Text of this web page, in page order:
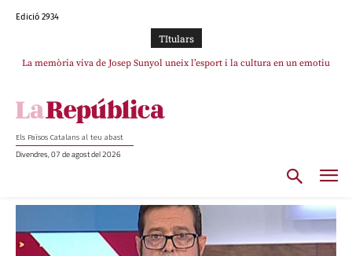
Edició 2934
TItulars
La memòria viva de Josep Sunyol uneix l’esport i la cultura en un emotiu
Els Països Catalans al teu abast
Divendres, 07 de agost del 2026